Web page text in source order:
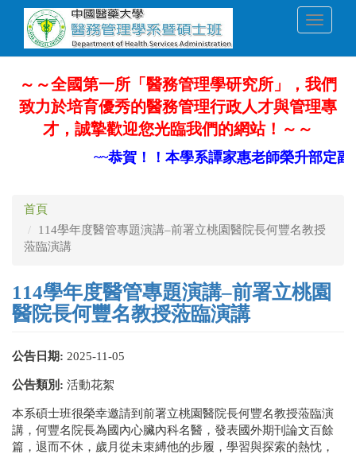
內
Toggle
～～全國第一所「醫務管理學研究所」，我們
致力於培育優秀的醫務管理行政人才與管理專
才，誠摯歡迎您光臨我們的網站！～～
~~恭賀！！本學系譚家惠老師榮升部定副教
首頁
114學年度醫管專題演講–前署立桃園醫院長何豐名教授
蒞臨演講
114學年度醫管專題演講–前署立桃園
醫院長何豐名教授蒞臨演講
公告日期: 2025-11-05
公告類別: 活動花絮
本系碩士班很榮幸邀請到前署立桃園醫院長何豐名教授蒞臨演
講，何豐名院長為國內心臟內科名醫，發表國外期刊論文百餘
篇，退而不休，歲月從未束縛他的步履，學習與探索的熱忱，